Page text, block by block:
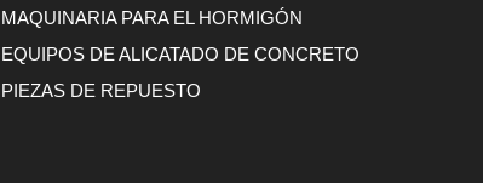
MAQUINARIA PARA EL HORMIGÓN
EQUIPOS DE ALICATADO DE CONCRETO
PIEZAS DE REPUESTO